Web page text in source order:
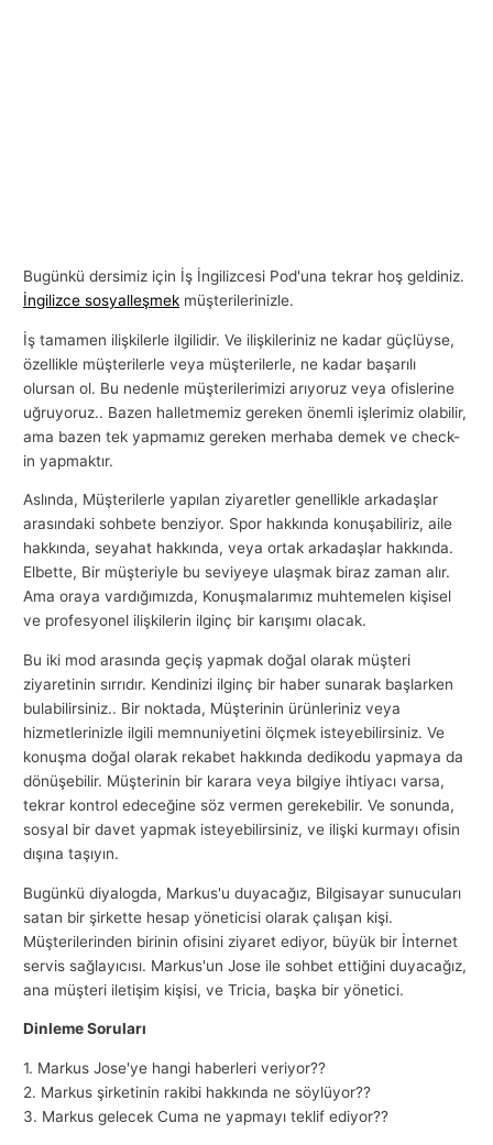
Bugünkü dersimiz için İş İngilizcesi Pod'una tekrar hoş geldiniz.
İngilizce sosyalleşmek müşterilerinizle.
İş tamamen ilişkilerle ilgilidir. Ve ilişkileriniz ne kadar güçlüyse,
özellikle müşterilerle veya müşterilerle, ne kadar başarılı
olursan ol. Bu nedenle müşterilerimizi arıyoruz veya ofislerine
uğruyoruz.. Bazen halletmemiz gereken önemli işlerimiz olabilir,
ama bazen tek yapmamız gereken merhaba demek ve check-
in yapmaktır.
Aslında, Müşterilerle yapılan ziyaretler genellikle arkadaşlar
arasındaki sohbete benziyor. Spor hakkında konuşabiliriz, aile
hakkında, seyahat hakkında, veya ortak arkadaşlar hakkında.
Elbette, Bir müşteriyle bu seviyeye ulaşmak biraz zaman alır.
Ama oraya vardığımızda, Konuşmalarımız muhtemelen kişisel
ve profesyonel ilişkilerin ilginç bir karışımı olacak.
Bu iki mod arasında geçiş yapmak doğal olarak müşteri
ziyaretinin sırrıdır. Kendinizi ilginç bir haber sunarak başlarken
bulabilirsiniz.. Bir noktada, Müşterinin ürünleriniz veya
hizmetlerinizle ilgili memnuniyetini ölçmek isteyebilirsiniz. Ve
konuşma doğal olarak rekabet hakkında dedikodu yapmaya da
dönüşebilir. Müşterinin bir karara veya bilgiye ihtiyacı varsa,
tekrar kontrol edeceğine söz vermen gerekebilir. Ve sonunda,
sosyal bir davet yapmak isteyebilirsiniz, ve ilişki kurmayı ofisin
dışına taşıyın.
Bugünkü diyalogda, Markus'u duyacağız, Bilgisayar sunucuları
satan bir şirkette hesap yöneticisi olarak çalışan kişi.
Müşterilerinden birinin ofisini ziyaret ediyor, büyük bir İnternet
servis sağlayıcısı. Markus'un Jose ile sohbet ettiğini duyacağız,
ana müşteri iletişim kişisi, ve Tricia, başka bir yönetici.
Dinleme Soruları
1. Markus Jose'ye hangi haberleri veriyor??
2. Markus şirketinin rakibi hakkında ne söylüyor??
3. Markus gelecek Cuma ne yapmayı teklif ediyor??